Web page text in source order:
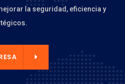
la seguridad, eficiencia y